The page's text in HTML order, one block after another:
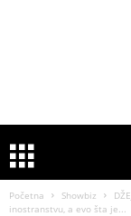
Početna Showbiz
inostranstvu, a evo šta je...